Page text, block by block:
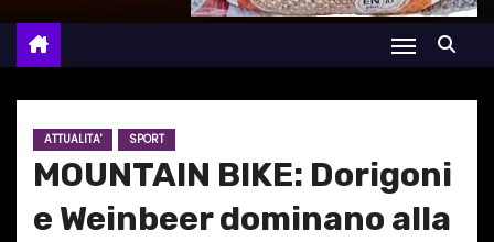
ATTUALITA' SPORT
MOUNTAIN BIKE: Dorigoni
e Weinbeer dominano alla